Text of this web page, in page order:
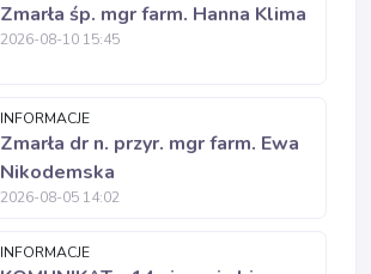
Zmarła śp. mgr farm. Hanna Klima
2026-08-10 15:45
INFORMACJE
Zmarła dr n. przyr. mgr farm. Ewa
Nikodemska
2026-08-05 14:02
INFORMACJE